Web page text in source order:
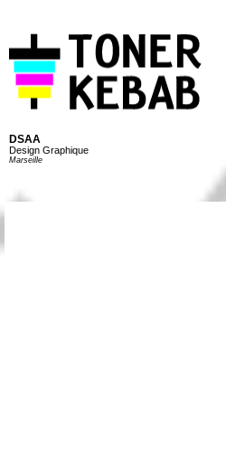
DSAA
Design Graphique
Marseille